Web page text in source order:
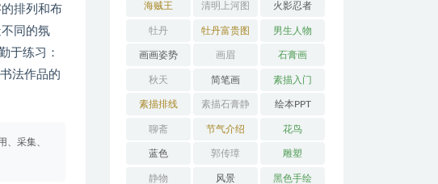
排列和布
同的氛
于练习：
法作品的
、采集、
海贼王 清明上河图 火影忍者
牡丹 牡丹富贵图 男生人物
画画姿势 画眉 石膏画
秋天 简笔画 素描入门
素描排线 素描石膏静
物
绘本PPT
聊斋 节气介绍 花鸟
蓝色 郭传璋 雕塑
静物 风景 黑色手绘